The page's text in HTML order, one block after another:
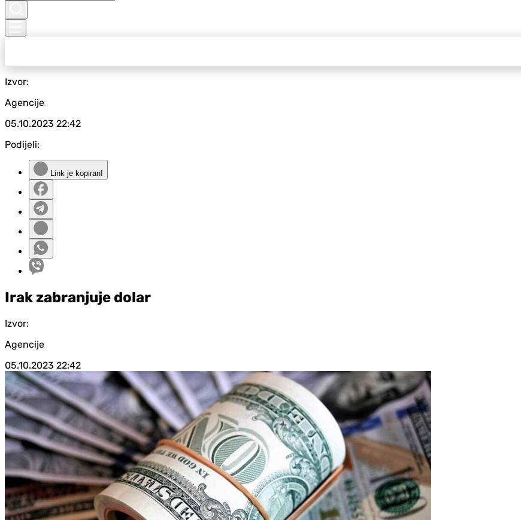
Izvor:
Agencije
05.10.2023 22:42
Podijeli:
Link je kopiran!
Irak zabranjuje dolar
Izvor:
Agencije
05.10.2023 22:42